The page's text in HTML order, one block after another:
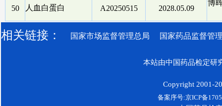
50 人血白蛋白 A20250515 2028.05.09
博
相关链接： 国家市场监督管理总局 国家药品监督管
本站由中国药品检定研
Copyright 2001-
备案序号:京ICP备